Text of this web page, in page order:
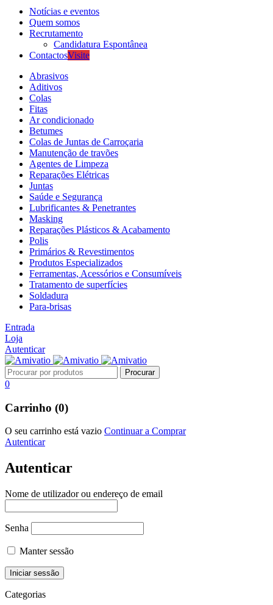
Notícias e eventos
Quem somos
Recrutamento
Candidatura Espontânea
ContactosVisite
Abrasivos
Aditivos
Colas
Fitas
Ar condicionado
Betumes
Colas de Juntas de Carroçaria
Manutenção de travões
Agentes de Limpeza
Reparações Elétricas
Juntas
Saúde e Segurança
Lubrificantes & Penetrantes
Masking
Reparações Plásticos & Acabamento
Polis
Primários & Revestimentos
Produtos Especializados
Ferramentas, Acessórios e Consumíveis
Tratamento de superfícies
Soldadura
Para-brisas
Entrada
Loja
Autenticar
0
Carrinho (0)
O seu carrinho está vazio Continuar a Comprar
Autenticar
Autenticar
Nome de utilizador ou endereço de email
Senha
Manter sessão
Categorias